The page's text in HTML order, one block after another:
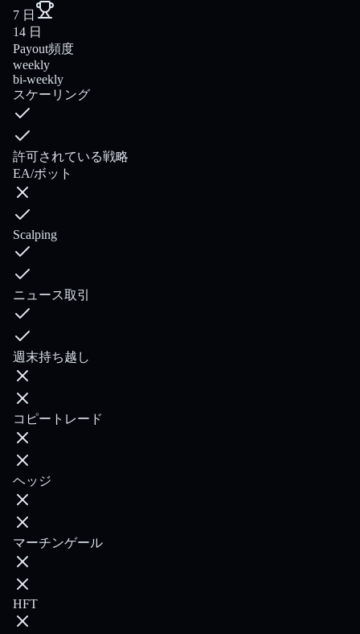
7 日
14 日
Payout頻度
weekly
bi-weekly
スケーリング
許可されている戦略
EA/ボット
Scalping
ニュース取引
週末持ち越し
コピートレード
ヘッジ
マーチンゲール
HFT